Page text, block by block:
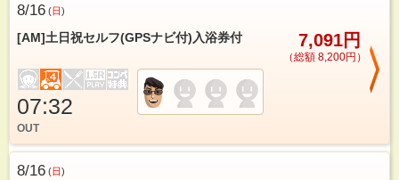
8/16 (日)
[AM]土日祝セルフ(GPSナビ付)入浴券付 7,091円
（総額 8,200円）
07:32
OUT
8/16 (日)